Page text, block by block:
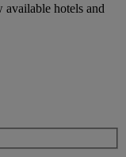
hotels and